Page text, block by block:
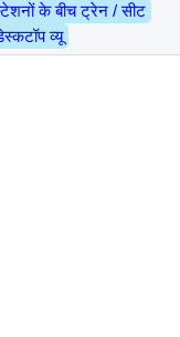
के बीच ट्रेन / सीट
व्यू